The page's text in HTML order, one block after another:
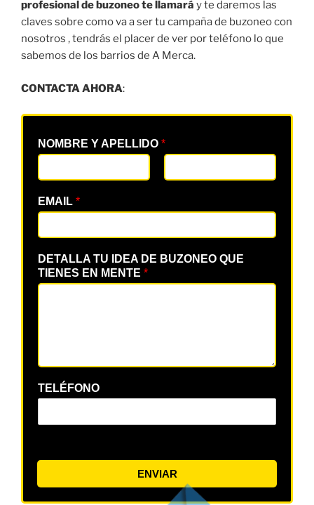
profesional de buzoneo te llamará y te daremos las
claves sobre como va a ser tu campaña de buzoneo con
nosotros , tendrás el placer de ver por teléfono lo que
sabemos de los barrios de A Merca.
CONTACTA AHORA:
NOMBRE Y APELLIDO *
EMAIL *
DETALLA TU IDEA DE BUZONEO QUE
TIENES EN MENTE *
TELÉFONO
ENVIAR